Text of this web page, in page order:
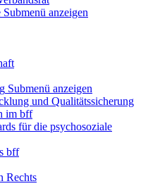
Submenü anzeigen
Submenü anzeigen
und Qualitätssicherung
im bff
für die psychosoziale
bff
Rechts